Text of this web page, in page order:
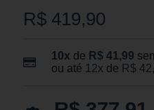
R$ 419,90
10x de R$ 41,99
ou até 12x de R$